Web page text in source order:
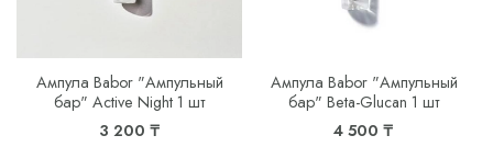
Ампула Babor "Ампульный
бар" Active Night 1 шт
3 200 ₸
Ампула Babor "Ампульный
бар" Beta-Glucan 1 шт
4 500 ₸